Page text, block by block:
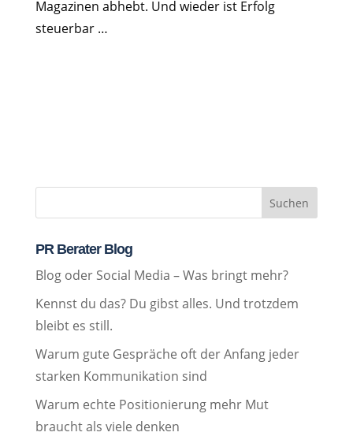
Magazinen abhebt. Und wieder ist Erfolg
steuerbar …
Suchen
PR Berater Blog
Blog oder Social Media – Was bringt mehr?
Kennst du das? Du gibst alles. Und trotzdem
bleibt es still.
Warum gute Gespräche oft der Anfang jeder
starken Kommunikation sind
Warum echte Positionierung mehr Mut
braucht als viele denken